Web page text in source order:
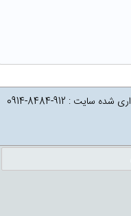
شماره تماس جهت پشتیبانی از فایل های خریداری شده سایت : 912-8484-0914